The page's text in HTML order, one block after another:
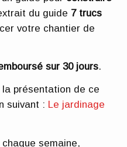
du guide 7 trucs
votre chantier de
sur 30 jours.
la présentation de ce
suivant : Le jardinage
semaine,